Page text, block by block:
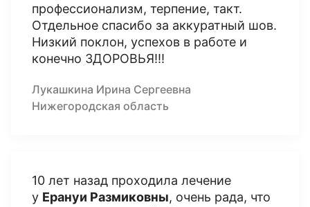
профессионализм, терпение, такт.
Отдельное спасибо за аккуратный шов.
Низкий поклон, успехов в работе и
конечно ЗДОРОВЬЯ!!!
Лукашкина Ирина Сергеевна
Нижегородская область
10 лет назад проходила лечение
у Ерануи Размиковны, очень рада, что